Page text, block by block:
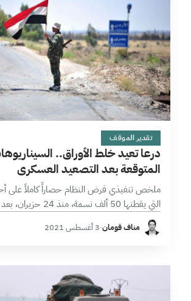
13 دقائق
تقدير الموقف
درعا تعيد خلط الأوراق..
المتوقعة بعد التصعيد العسكري
ملخص تنفيذي فرض النظام حصاراً كاملاً على
التي يقطنها 50 ألف نسمة،
الرضوخ لطلبات النظام في تسليم السلاح الخفيف،
حواجز…مناف قومان·3 أغسطس 2021